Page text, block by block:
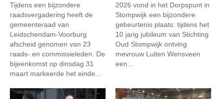
Tijdens een bijzondere
raadsvergadering heeft de
gemeenteraad van
Leidschendam-Voorburg
afscheid genomen van 23
raads- en commissieleden. De
bijeenkomst op dinsdag 31
maart markeerde het einde...
2026 vond in het Dorpspunt in
Stompwijk een bijzondere
gebeurtenis plaats: tijdens het
10 jarig jubileum van Stichting
Oud Stompwijk ontving
mevrouw Luiten Wensveen
een...